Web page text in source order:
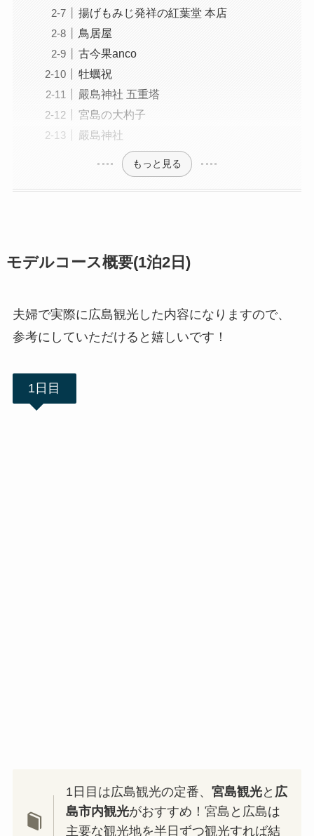
揚げもみじ発祥の紅葉堂 本店
鳥居屋
古今果anco
牡蠣祝
嚴島神社 五重塔
宮島の大杓子
嚴島神社
もっと見る
モデルコース概要(1泊2日)
夫婦で実際に広島観光した内容になりますので、
参考にしていただけると嬉しいです！
1日目
1日目は広島観光の定番、宮島観光と 広
島市内観光がおすすめ！宮島と広島は
主要な観光地を半日ずつ観光すれば結